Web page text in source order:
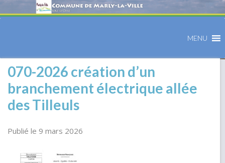
MENU
070-2026 création d’un
branchement électrique allée
des Tilleuls
Publié le 9 mars 2026